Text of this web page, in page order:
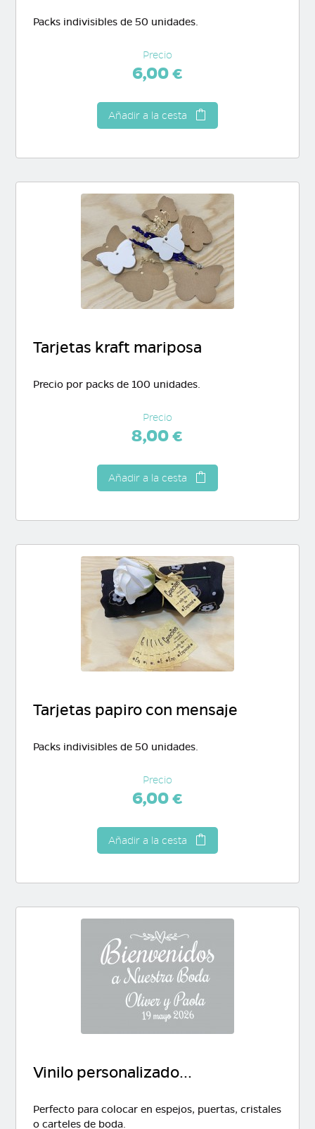
Packs indivisibles de 50 unidades.
Precio
6,00 €
Añadir a la cesta
Tarjetas kraft mariposa
Precio por packs de 100 unidades.
Precio
8,00 €
Añadir a la cesta
Tarjetas papiro con mensaje
Packs indivisibles de 50 unidades.
Precio
6,00 €
Añadir a la cesta
Vinilo personalizado...
Perfecto para colocar en espejos, puertas, cristales
o carteles de boda.